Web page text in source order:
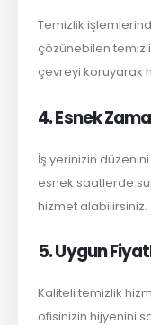
Temizlik
çözünebilen
çevreyi koruyarak
4. Esnek
İş yerinizin
esnek saatlerde
hizmet alabilirsiniz.
5. Uygun
Kaliteli temizlik
ofisinizin hijyenini